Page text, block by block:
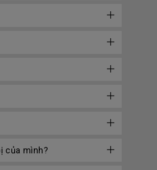
của mình?